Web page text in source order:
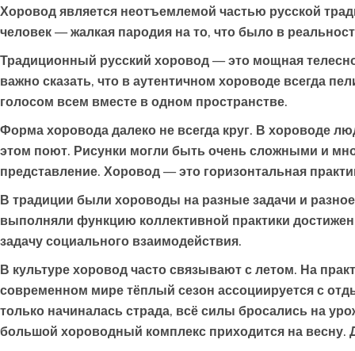
Хоровод является неотъемлемой частью русской
человек — жалкая пародия на то, что было в
Традиционный русский хоровод — это мощная
важно сказать, что в аутентичном хороводе всегда
голосом всем вместе в одном пространстве.
Форма хоровода далеко не всегда круг. В хороводе
этом поют. Рисунки могли быть очень сложными и
представление. Хоровод — это горизонтальная
В традиции были хороводы на разные задачи и
выполняли функцию коллективной практики
задачу социального взаимодействия.
В культуре хоровод часто связывают с летом. На
современном мире тёплый сезон ассоциируется с
только начиналась страда, всё силы бросались на
большой хороводный комплекс приходится на